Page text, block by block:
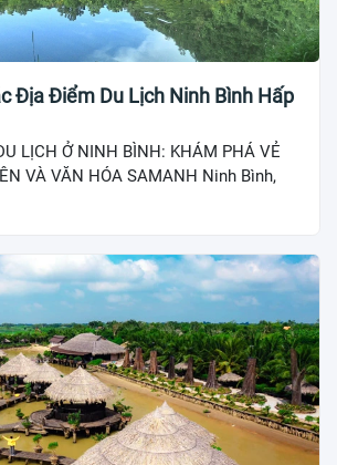
Địa Điểm Du Lịch Ninh Bình Hấp
LỊCH Ở NINH BÌNH: KHÁM PHÁ VẺ
VÀ VĂN HÓA SAMANH Ninh Bình,